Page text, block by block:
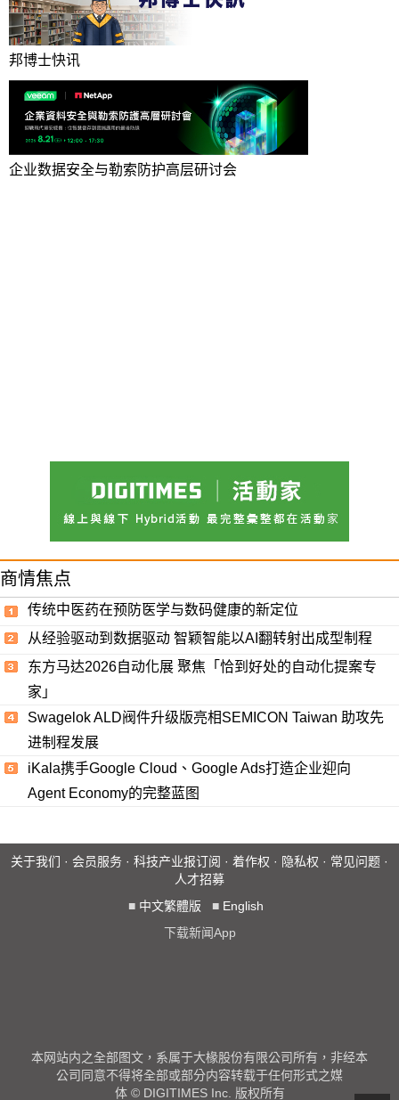
邦博士快讯
企业数据安全与勒索防护高层研讨会
商情焦点
传统中医药在预防医学与数码健康的新定位
从经验驱动到数据驱动 智颖智能以AI翻转射出成型制程
东方马达2026自动化展 聚焦「恰到好处的自动化提案专
家」
Swagelok ALD阀件升级版亮相SEMICON Taiwan 助攻先
进制程发展
iKala携手Google Cloud、Google Ads打造企业迎向
Agent Economy的完整蓝图
关于我们 · 会员服务 · 科技产业报订阅 · 着作权 · 隐私权 · 常见问题 ·
人才招募
■ 中文繁體版 ■ English
下载新闻App
本网站内之全部图文，系属于大椽股份有限公司所有，非经本
公司同意不得将全部或部分内容转载于任何形式之媒
体 © DIGITIMES Inc. 版权所有